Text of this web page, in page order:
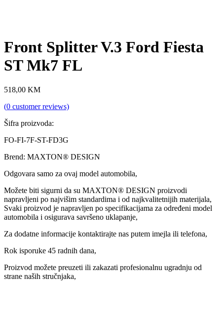
Front Splitter V.3 Ford Fiesta
ST Mk7 FL
518,00 KM
(0 customer reviews)
Šifra proizvoda:
FO-FI-7F-ST-FD3G
Brend: MAXTON® DESIGN
Odgovara samo za ovaj model automobila,
Možete biti sigurni da su MAXTON® DESIGN proizvodi
napravljeni po najvišim standardima i od najkvalitetnijih materijala,
Svaki proizvod je napravljen po specifikacijama za određeni model
automobila i osigurava savršeno uklapanje,
Za dodatne informacije kontaktirajte nas putem imejla ili telefona,
Rok isporuke 45 radnih dana,
Proizvod možete preuzeti ili zakazati profesionalnu ugradnju od
strane naših stručnjaka,